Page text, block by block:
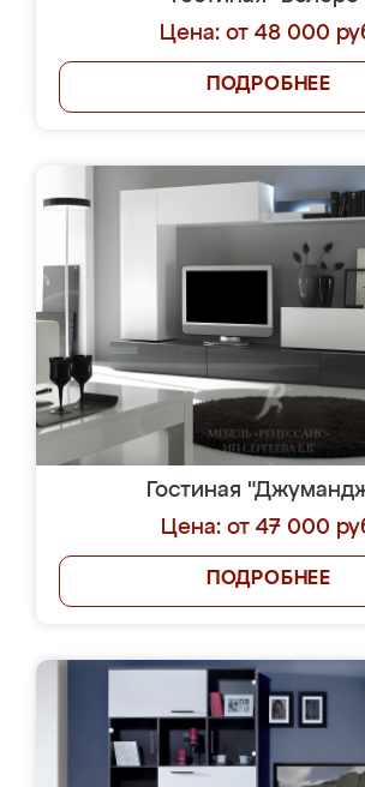
Цена: от 48 000
ПОДРОБНЕЕ
Гостиная
Цена: от 47 000
ПОДРОБНЕЕ